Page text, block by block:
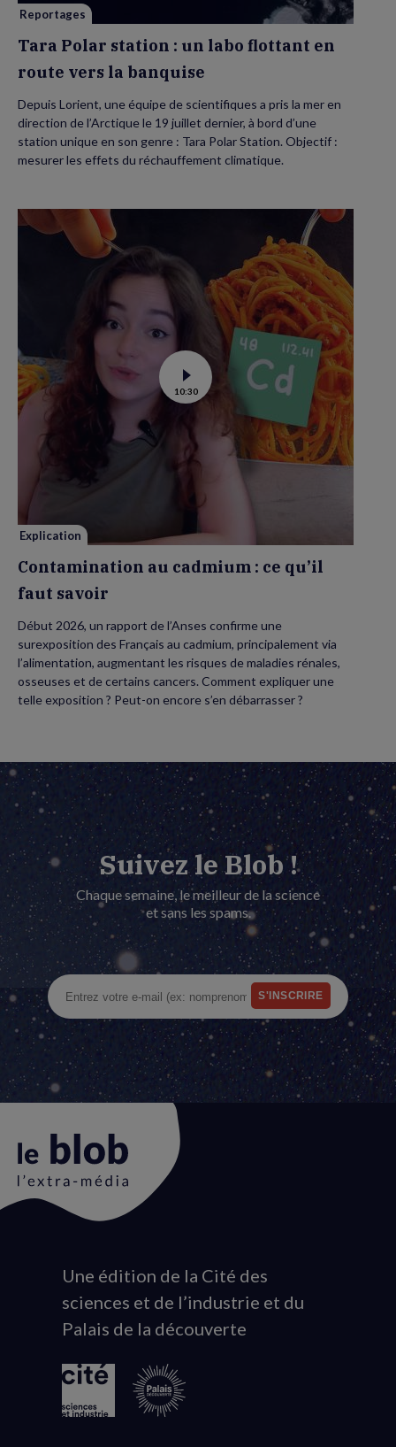
la
Reportages
Tara Polar station : un labo flottant en
route vers la banquise
Depuis Lorient, une équipe de scientifiques a pris la mer en
direction de l’Arctique le 19 juillet dernier, à bord d’une
station unique en son genre : Tara Polar Station. Objectif :
mesurer les effets du réchauffement climatique.
Voir
la
vidéo
Contamination
au
cadmium :
ce
savoir
10:30
Explication
Contamination au cadmium : ce qu’il
faut savoir
Début 2026, un rapport de l’Anses confirme une
surexposition des Français au cadmium, principalement via
l’alimentation, augmentant les risques de maladies rénales,
osseuses et de certains cancers. Comment expliquer une
telle exposition ? Peut-on encore s’en débarrasser ?
Suivez le Blob !
Chaque semaine, le meilleur de la science
et sans les spams.
Animation
du
logo
Une édition de la Cité des
sciences et de l’industrie et du
Palais de la découverte